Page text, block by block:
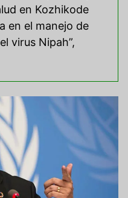
en Kozhikode
en el manejo de
virus Nipah”,